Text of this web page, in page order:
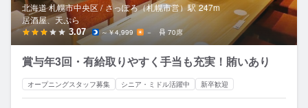
北海道 札幌市中央区 / さっぽろ（札幌市営）駅 247m
居酒屋、天ぷら
3.07 ～￥4,999 － 70席
賞与年3回・有給取りやすく手当も充実！賄いあり
オープニングスタッフ募集 シニア・ミドル活躍中 新卒歓迎